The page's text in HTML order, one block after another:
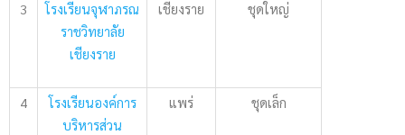
3
โรงเรียนจุฬาภรณ
ราชวิทยาลัย
เชียงราย
เชียงราย ชุดใหญ่
4
โรงเรียนองค์การ
บริหารส่วน
แพร่ ชุดเล็ก